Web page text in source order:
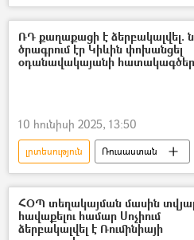
Անվտանգության դաշնային
լրտես
Հատուկ ռազմական
ՌԴ քաղաքացի է ձերբակալվել.
ծրագրում էր Կիևին փոխանցել
օդանավակայանի հատակագծեր
10 հունիսի 2025, 13:50
լրտեսություն Ռուսաստան
օդանավակայան
Անվտանգության դաշնային
Ուկրաինա
ՀՕՊ տեղակայման մասին
հավաքելու համար Սոչիում
ձերբակալվել է Ռումինիայի